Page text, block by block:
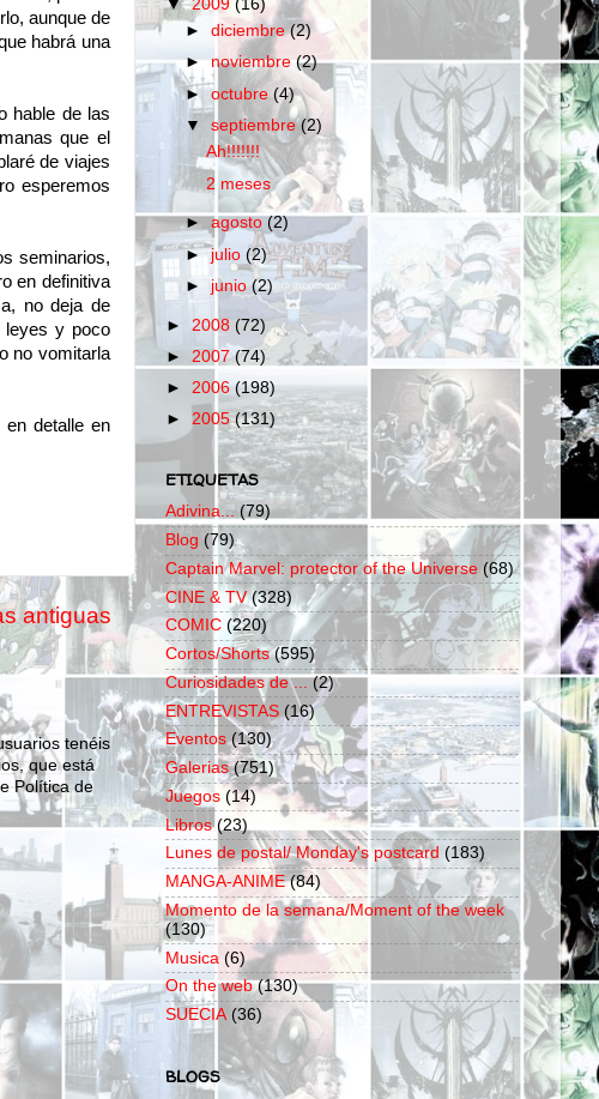
aunque de
habrá una
hable de las
que el
de viajes
esperemos
seminarios,
en definitiva
no deja de
leyes y poco
no vomitarla
en detalle en
antiguas
tenéis
que está
Política de
▼2009 (16)
►diciembre(2)
►noviembre(2)
►octubre(4)
▼septiembre(2)
Ah!!!!!!!
2 meses
►agosto(2)
►julio(2)
► junio(2)
► 2008 (72)
► 2007(74)
► 2006(198)
► 2005(131)
ETIQUETAS
Adivina... (79)
Blog (79)
Captain Marvel: protector of the Universe (68)
CINE & TV (328)
COMIC (220)
Cortos/Shorts (595)
Curiosidades de ... (2)
ENTREVISTAS (16)
Eventos (130)
Galerias (751)
Juegos (14)
Libros (23)
Lunes de postal/ Monday's postcard (183)
MANGA-ANIME (84)
Momento de la semana/Moment of the week
(130)
Musica (6)
On the web (130)
SUECIA (36)
BLOGS